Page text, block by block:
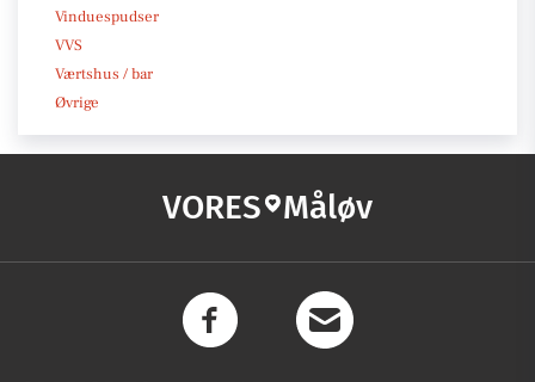
Vinduespudser
VVS
Værtshus / bar
Øvrige
VORES Måløv